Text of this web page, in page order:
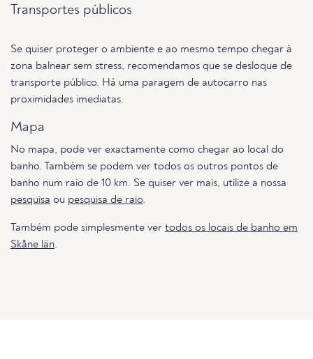
Transportes públicos
Se quiser proteger o ambiente e ao mesmo tempo chegar à
zona balnear sem stress, recomendamos que se desloque de
transporte público. Há uma paragem de autocarro nas
proximidades imediatas.
Mapa
No mapa, pode ver exactamente como chegar ao local do
banho. Também se podem ver todos os outros pontos de
banho num raio de 10 km. Se quiser ver mais, utilize a nossa
pesquisa ou pesquisa de raio.
Também pode simplesmente ver todos os locais de banho em
Skåne län.